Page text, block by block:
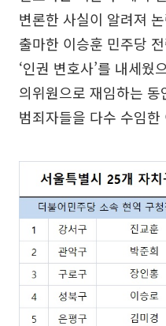
변론한 사실이 알려져
출마한 이승훈 민주당
‘인권 변호사’를 내세웠
의위원으로 재임하는
범죄자들을 다수 수임